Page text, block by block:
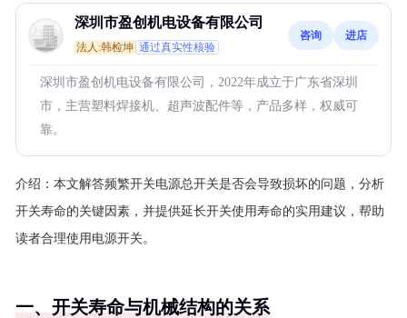
深圳市盈创机电设备有限公司
法人:韩检坤 通过真实性核验
咨询 进店
深圳市盈创机电设备有限公司，2022年成立于广东省深圳
市，主营塑料焊接机、超声波配件等，产品多样，权威可
靠。
介绍： 本文解答频繁开关电源总开关是否会导致损坏的问题，分析
开关寿命的关键因素，并提供延长开关使用寿命的实用建议，帮助
读者合理使用电源开关。
一、开关寿命与机械结构的关系